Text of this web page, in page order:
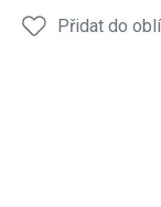
Přidat do